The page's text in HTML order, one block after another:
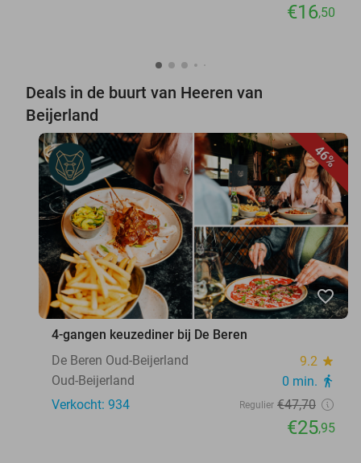
€16,50
Deals in de buurt van Heeren van
Beijerland
46%
favorite_border
4-gangen keuzediner bij De Beren
De Beren Oud-Beijerland
9.2 star
Oud-Beijerland 0 min. directions_walk
Verkocht: 934 Regulier €47,70
€25,95